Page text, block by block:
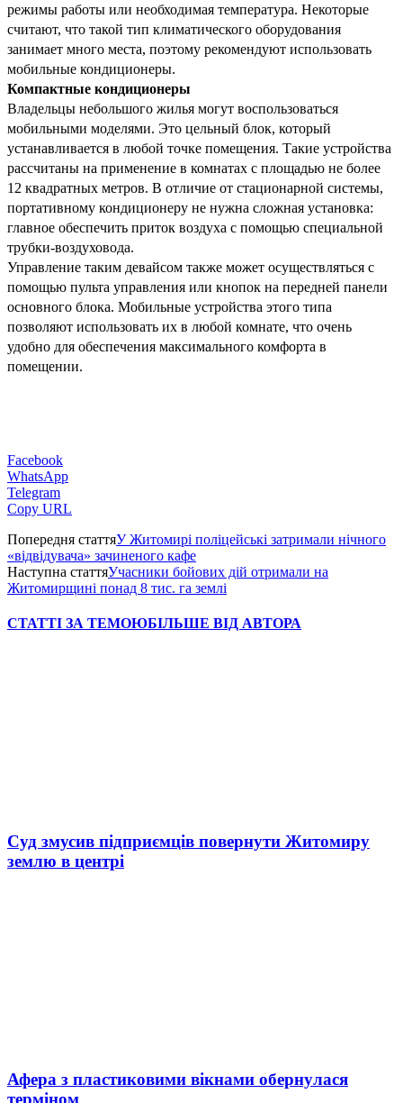
режимы работы или необходимая температура. Некоторые
считают, что такой тип климатического оборудования
занимает много места, поэтому рекомендуют использовать
мобильные кондиционеры.
Компактные кондиционеры
Владельцы небольшого жилья могут воспользоваться
мобильными моделями. Это цельный блок, который
устанавливается в любой точке помещения. Такие устройства
рассчитаны на применение в комнатах с площадью не более
12 квадратных метров. В отличие от стационарной системы,
портативному кондиционеру не нужна сложная установка:
главное обеспечить приток воздуха с помощью специальной
трубки-воздуховода.
Управление таким девайсом также может осуществляться с
помощью пульта управления или кнопок на передней панели
основного блока. Мобильные устройства этого типа
позволяют использовать их в любой комнате, что очень
удобно для обеспечения максимального комфорта в
помещении.
Facebook
WhatsApp
Telegram
Copy URL
Попередня статтяУ Житомирі поліцейські затримали нічного
«відвідувача» зачиненого кафе
Наступна статтяУчасники бойових дій отримали на
Житомирщині понад 8 тис. га землі
СТАТТІ ЗА ТЕМОЮБІЛЬШЕ ВІД АВТОРА
Суд змусив підприємців повернути Житомиру
землю в центрі
Афера з пластиковими вікнами обернулася
терміном